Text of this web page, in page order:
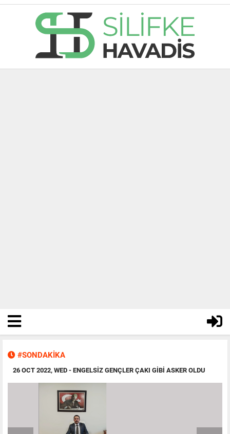
#SONDAKİKA
26 OCT 2022, WED - ENGELSIZ GENÇLER ÇAKI GIBI ASKER OLDU